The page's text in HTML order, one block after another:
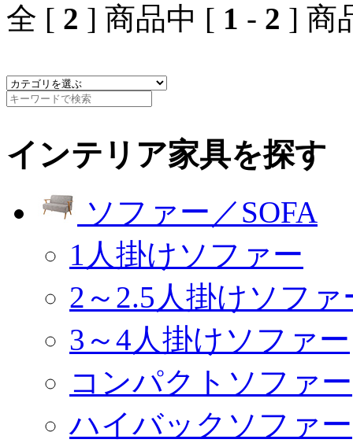
全 [ 2 ] 商品中 [ 1 - 2 ] 商
インテリア家具を探す
ソファー／SOFA
1人掛けソファー
2～2.5人掛けソファ
3～4人掛けソファー
コンパクトソファー
ハイバックソファー